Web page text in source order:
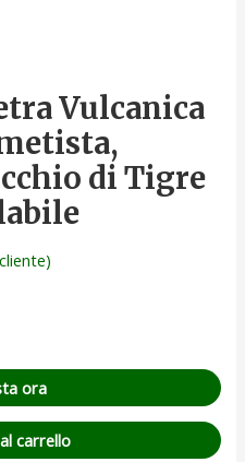
Vulcanica
di Tigre
ora
carrello